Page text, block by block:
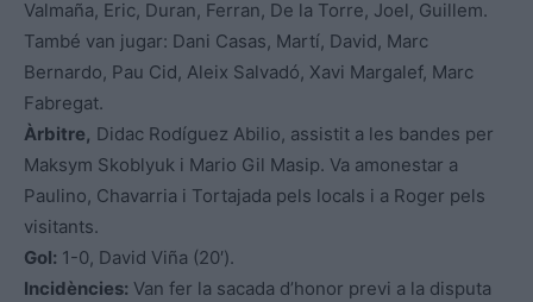
Valmaña, Eric, Duran, Ferran, De la Torre, Joel, Guillem.
També van jugar: Dani Casas, Martí, David, Marc
Bernardo, Pau Cid, Aleix Salvadó, Xavi Margalef, Marc
Fabregat.
Àrbitre, Didac Rodíguez Abilio, assistit a les bandes per
Maksym Skoblyuk i Mario Gil Masip. Va amonestar a
Paulino, Chavarria i Tortajada pels locals i a Roger pels
visitants.
Gol: 1-0, David Viña (20′).
Incidències: Van fer la sacada d’honor previ a la disputa